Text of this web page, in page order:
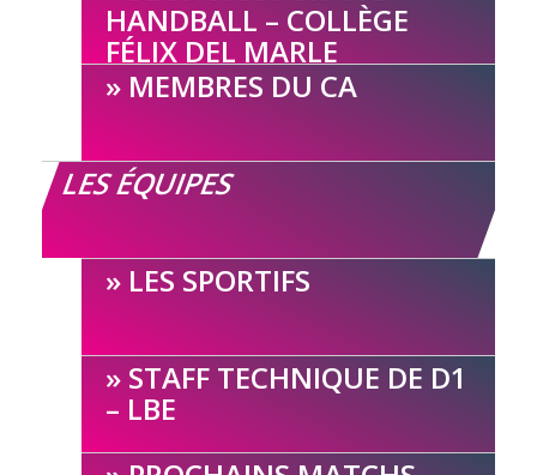
HANDBALL – COLLÈGE
FÉLIX DEL MARLE
MEMBRES DU CA
LES ÉQUIPES
LES SPORTIFS
STAFF TECHNIQUE DE D1
– LBE